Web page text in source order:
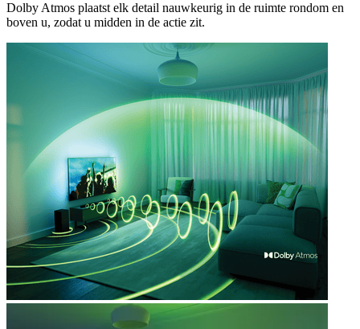
Dolby Atmos plaatst elk detail nauwkeurig in de ruimte rondom en
boven u, zodat u midden in de actie zit.